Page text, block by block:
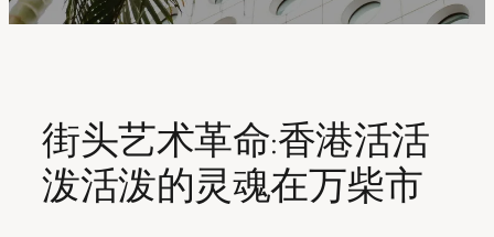
街头艺术革命:香港活活
泼活泼的灵魂在万柴市